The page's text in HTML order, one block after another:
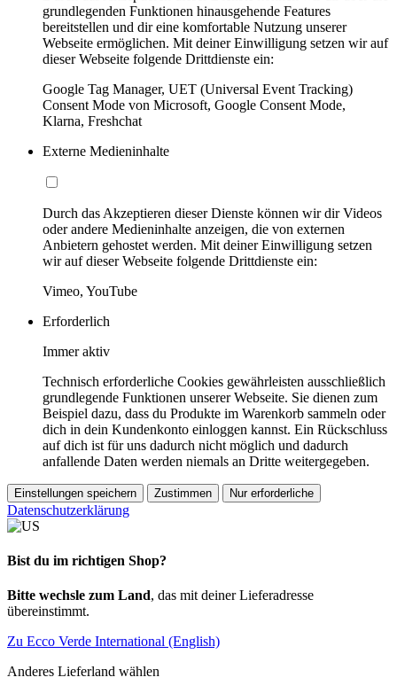
grundlegenden Funktionen hinausgehende Features
bereitstellen und dir eine komfortable Nutzung unserer
Webseite ermöglichen. Mit deiner Einwilligung setzen wir auf
dieser Webseite folgende Drittdienste ein:
Google Tag Manager, UET (Universal Event Tracking)
Consent Mode von Microsoft, Google Consent Mode,
Klarna, Freshchat
Externe Medieninhalte
Durch das Akzeptieren dieser Dienste können wir dir Videos
oder andere Medieninhalte anzeigen, die von externen
Anbietern gehostet werden. Mit deiner Einwilligung setzen
wir auf dieser Webseite folgende Drittdienste ein:
Vimeo, YouTube
Erforderlich
Immer aktiv
Technisch erforderliche Cookies gewährleisten ausschließlich
grundlegende Funktionen unserer Webseite. Sie dienen zum
Beispiel dazu, dass du Produkte im Warenkorb sammeln oder
dich in dein Kundenkonto einloggen kannst. Ein Rückschluss
auf dich ist für uns dadurch nicht möglich und dadurch
anfallende Daten werden niemals an Dritte weitergegeben.
Einstellungen speichern Zustimmen Nur erforderliche
Datenschutzerklärung
Bist du im richtigen Shop?
Bitte wechsle zum Land, das mit deiner Lieferadresse
übereinstimmt.
Zu Ecco Verde International (English)
Anderes Lieferland wählen